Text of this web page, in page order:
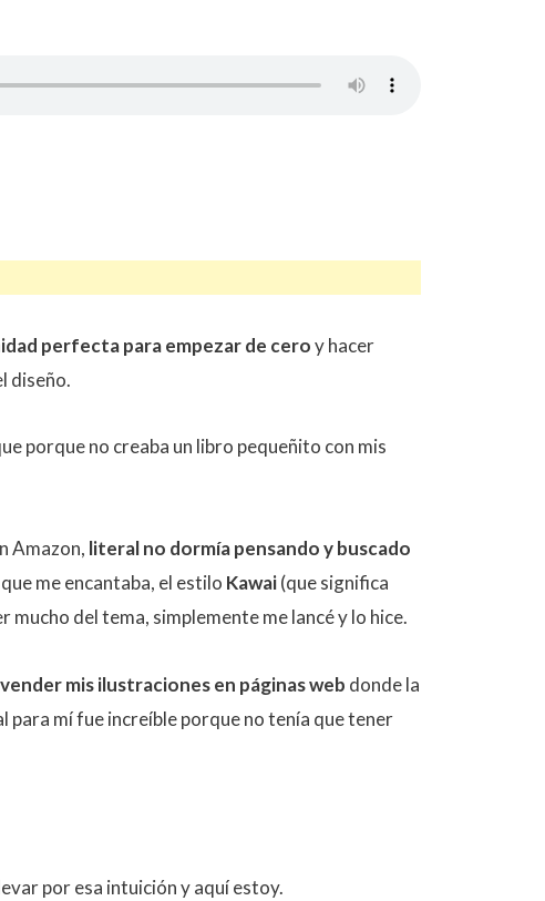
perfecta para empezar de ceroy hacer
diseño.
porque no creaba un libro pequeñito con mis
Amazon, literal no dormía pensando y buscado
me encantaba, el estilo Kawai(que significa
del tema, simplemente me lancé y lo hice.
mis ilustraciones en páginas web donde la
para mí fue increíble porque no tenía que tener
por esa intuición y aquí estoy.